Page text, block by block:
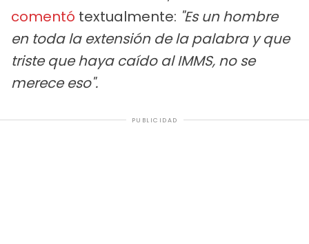
comentó textualmente: "Es un hombre
en toda la extensión de la palabra y que
triste que haya caído al IMMS, no se
merece eso".
PUBLICIDAD